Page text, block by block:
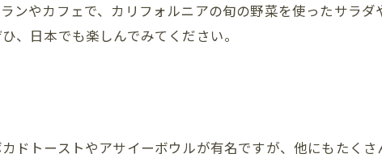
ンやカフェで、カリフォルニアの旬の野菜を使ったサラダ
、日本でも楽しんでみてください。
ドトーストやアサイーボウルが有名ですが、他にもたく